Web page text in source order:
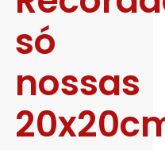
só
nossas